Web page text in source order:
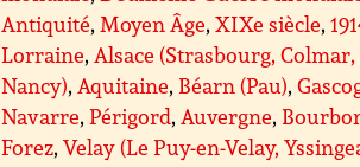
Antiquité, Moyen Âge,XIXe siècle,
Lorraine, Alsace (Strasbourg,
Nancy), Aquitaine, Béarn (Pau),
Navarre,Périgord, Auvergne,
Forez,Velay (Le Puy-en-Velay,